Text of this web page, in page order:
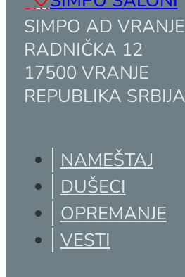
POPUSTI I AKCIJE
SIMPO SALONI
SIMPO AD VRANJE
RADNIČKA 12
REPUBLIKA SRBIJA
NAMEŠTAJ
DUŠECI